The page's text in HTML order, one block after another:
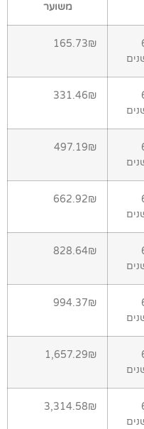
משוער
165.73₪
331.46₪
497.19₪
662.92₪
828.64₪
994.37₪
1,657.29₪
3,314.58₪